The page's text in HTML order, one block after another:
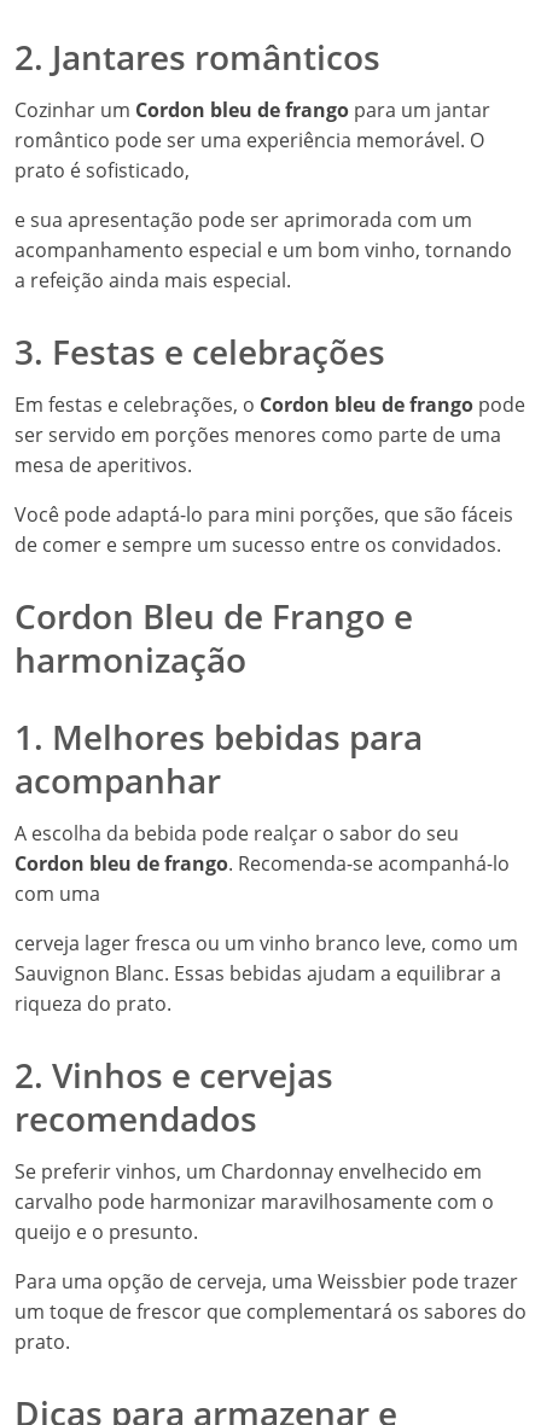
2. Jantares românticos
Cozinhar um Cordon bleu de frango para um jantar
romântico pode ser uma experiência memorável. O
prato é sofisticado,
e sua apresentação pode ser aprimorada com um
acompanhamento especial e um bom vinho, tornando
a refeição ainda mais especial.
3. Festas e celebrações
Em festas e celebrações, o Cordon bleu de frango pode
ser servido em porções menores como parte de uma
mesa de aperitivos.
Você pode adaptá-lo para mini porções, que são fáceis
de comer e sempre um sucesso entre os convidados.
Cordon Bleu de Frango e
harmonização
1. Melhores bebidas para
acompanhar
A escolha da bebida pode realçar o sabor do seu
Cordon bleu de frango. Recomenda-se acompanhá-lo
com uma
cerveja lager fresca ou um vinho branco leve, como um
Sauvignon Blanc. Essas bebidas ajudam a equilibrar a
riqueza do prato.
2. Vinhos e cervejas
recomendados
Se preferir vinhos, um Chardonnay envelhecido em
carvalho pode harmonizar maravilhosamente com o
queijo e o presunto.
Para uma opção de cerveja, uma Weissbier pode trazer
um toque de frescor que complementará os sabores do
prato.
Dicas para armazenar e